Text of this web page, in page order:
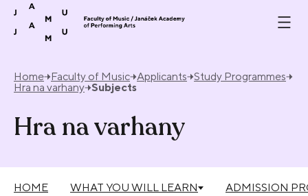
Skip to content
Home Faculty of Music Applicants Study Programmes
Hra na varhany Subjects
Hra na varhany
HOME WHAT YOU WILL LEARN ADMISSION